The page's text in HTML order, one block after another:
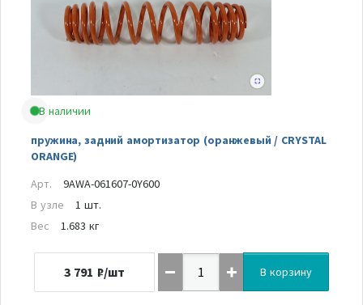
В наличии
пружина, задний амортизатор (оранжевый / CRYSTAL
ORANGE)
Арт.
9AWA-061607-0Y600
В узле
1 шт.
Вес
1.683 кг
3 791 ₽/шт В корзину